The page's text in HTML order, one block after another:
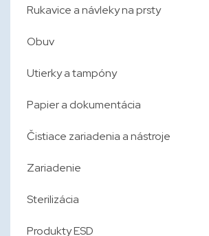
Rukavice a návleky na prsty
Obuv
Utierky a tampóny
Papier a dokumentácia
Čistiace zariadenia a nástroje
Zariadenie
Sterilizácia
Produkty ESD